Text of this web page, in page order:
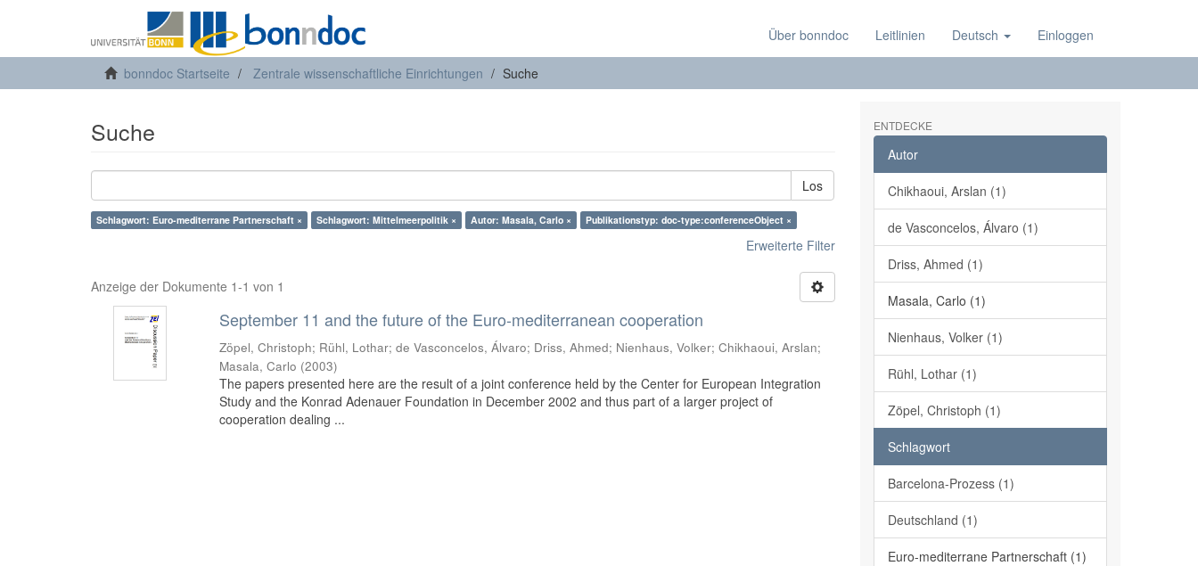
Über bonndoc Leitlinien Deutsch Einloggen
bonndoc Startseite Zentrale wissenschaftliche Einrichtungen Suche
Suche
Los
Schlagwort: Euro-mediterrane Partnerschaft × Schlagwort: Mittelmeerpolitik × Autor: Masala, Carlo × Publikationstyp: doc-type:conferenceObject ×
Erweiterte Filter
Anzeige der Dokumente 1-1 von 1
September 11 and the future of the Euro-mediterranean cooperation
Zöpel, Christoph; Rühl, Lothar;de Vasconcelos, Álvaro; Driss, Ahmed; Nienhaus, Volker;Chikhaoui, Arslan;
Masala, Carlo (2003)
The papers presented here are the result of a joint conference held by the Center for European Integration
Study and the Konrad Adenauer Foundation in December 2002 and thus part of a larger project of
cooperation dealing ...
ENTDECKE
Autor
Chikhaoui, Arslan (1)
de Vasconcelos, Álvaro (1)
Driss, Ahmed (1)
Masala, Carlo (1)
Nienhaus, Volker (1)
Rühl, Lothar (1)
Zöpel, Christoph (1)
Schlagwort
Barcelona-Prozess (1)
Deutschland (1)
Euro-mediterrane Partnerschaft (1)